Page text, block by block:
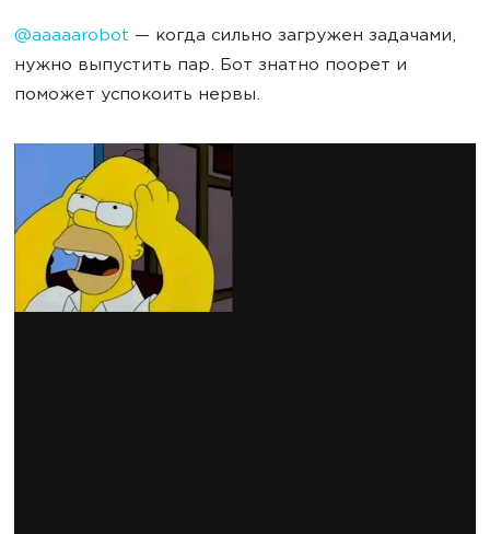
@aaaaarobot — когда сильно загружен задачами,
нужно выпустить пар. Бот знатно поорет и
поможет успокоить нервы.